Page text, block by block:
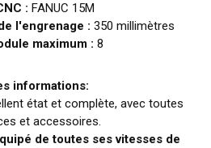
: FANUC 15M
l'engrenage : 350 millimètres
maximum : 8
informations:
état et complète, avec toutes
et accessoires.
de toutes ses vitesses de